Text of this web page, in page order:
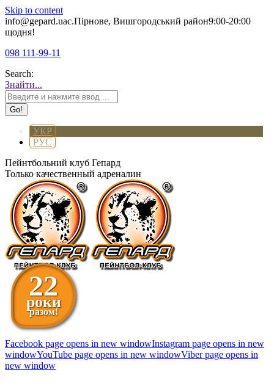
Skip to content
info@gepard.uaс.Пірнове, Вишгородський район9:00-20:00
щодня!
098 111-99-11
Search:
Знайти...
УКР
РУС
Пейнтбольний клуб Гепард
Только качественный адреналин
22
роки
разом!
Facebook page opens in new windowInstagram page opens in new
windowYouTube page opens in new windowViber page opens in
new window